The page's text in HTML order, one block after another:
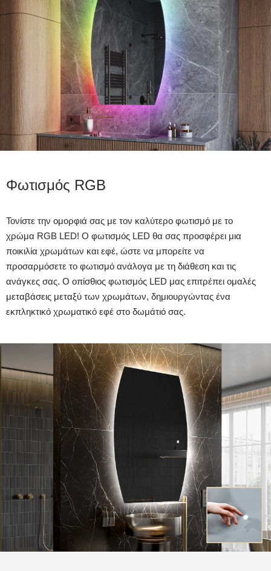
Φωτισμός RGB
Τονίστε την ομορφιά σας με τον καλύτερο φωτισμό με το
χρώμα RGB LED! Ο φωτισμός LED θα σας προσφέρει μια
ποικιλία χρωμάτων και εφέ, ώστε να μπορείτε να
προσαρμόσετε το φωτισμό ανάλογα με τη διάθεση και τις
ανάγκες σας. Ο οπίσθιος φωτισμός LED μας επιτρέπει ομαλές
μεταβάσεις μεταξύ των χρωμάτων, δημιουργώντας ένα
εκπληκτικό χρωματικό εφέ στο δωμάτιό σας.